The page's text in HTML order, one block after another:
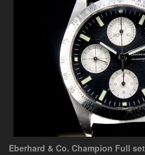
Eberhard & Co. Champion Full